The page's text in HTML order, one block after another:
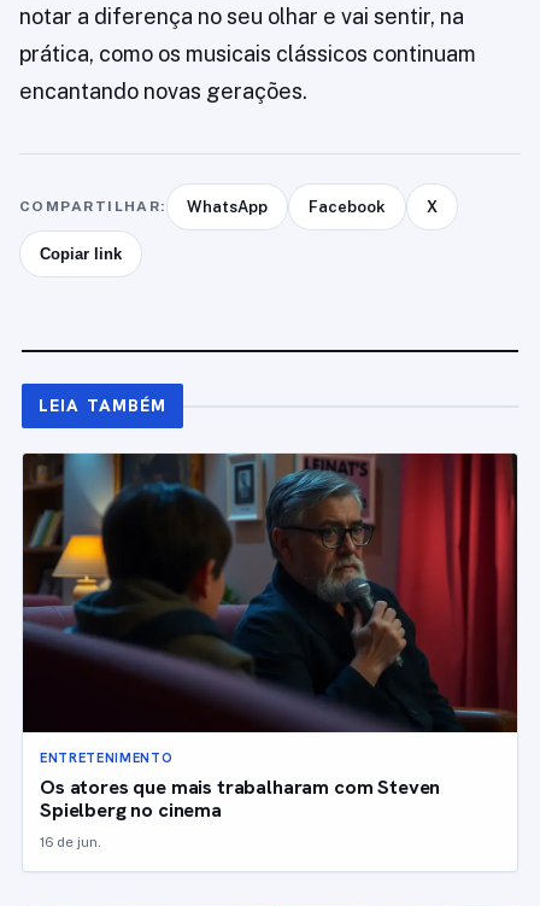
notar a diferença no seu olhar e vai sentir, na
prática, como os musicais clássicos continuam
encantando novas gerações.
COMPARTILHAR: WhatsApp Facebook X
Copiar link
LEIA TAMBÉM
ENTRETENIMENTO
Os atores que mais trabalharam com Steven
Spielberg no cinema
16 de jun.